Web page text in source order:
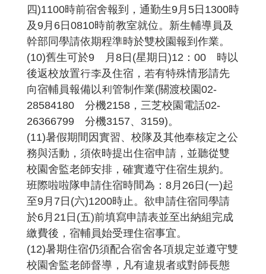
四)1100時前宿舍報到，通勤生9月5日1300時
及9月6日0810時前教室就位。新生輔導員及
幹部同學請依期程準時於雙校園報到作業。
(10)舊生可於9 月8日(星期日)12：00 時以
後返校放置行李及住宿，若有特殊情形請先
向宿輔員報備以利管制作業(關渡校園02-
28584180 分機2158，三芝校園電話02-
26366799 分機3157、3159)。
(11)暑假期間因實習、校隊及其他奉核定之公
務與活動，須依時提出住宿申請，並聽從雙
校園舍監老師安排，確實遵守住宿生規約。
班際啦啦隊申請住宿時間為：8月26日(一)起
至9月7日(六)1200時止。欲申請住宿同學請
於6月21日(五)前填寫申請表並至出納組完成
繳費後，宿輔員始受理住宿事宜。
(12)暑期住宿仍須配合宿舍各項規定並遵守雙
校園舍監老師督導，凡有違規者或對師長態